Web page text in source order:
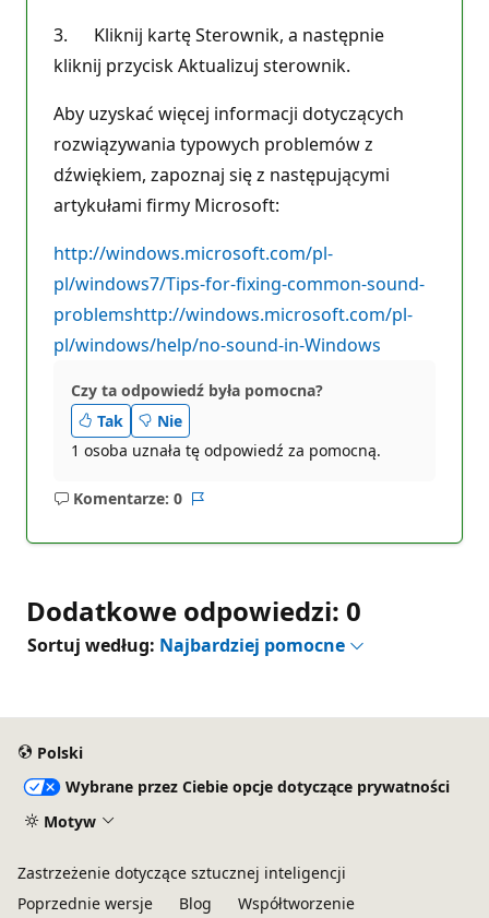
3. Kliknij kartę Sterownik, a następnie
kliknij przycisk Aktualizuj sterownik.
Aby uzyskać więcej informacji dotyczących
rozwiązywania typowych problemów z
dźwiękiem, zapoznaj się z następującymi
artykułami firmy Microsoft:
http://windows.microsoft.com/pl-
pl/windows7/Tips-for-fixing-common-sound-
problemshttp://windows.microsoft.com/pl-
pl/windows/help/no-sound-in-Windows
Czy ta odpowiedź była pomocna?
Tak
Nie
1 osoba uznała tę odpowiedź za pomocną.
Komentarze: 0
Brak
Dodatkowe odpowiedzi: 0
Sortuj według: Najbardziej pomocne
Polski
Wybrane przez Ciebie opcje dotyczące prywatności
Motyw
Zastrzeżenie dotyczące sztucznej inteligencji
Poprzednie wersje
Blog Współtworzenie